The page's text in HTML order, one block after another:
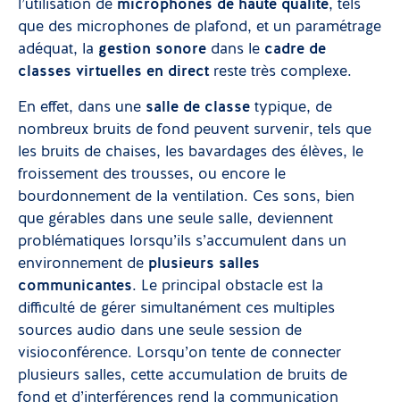
l’utilisation de microphones de haute qualité, tels
que des microphones de plafond, et un paramétrage
adéquat, la gestion sonore dans le cadre de
classes virtuelles en direct reste très complexe.
En effet, dans une salle de classe typique, de
nombreux bruits de fond peuvent survenir, tels que
les bruits de chaises, les bavardages des élèves, le
froissement des trousses, ou encore le
bourdonnement de la ventilation. Ces sons, bien
que gérables dans une seule salle, deviennent
problématiques lorsqu’ils s’accumulent dans un
environnement de plusieurs salles
communicantes. Le principal obstacle est la
difficulté de gérer simultanément ces multiples
sources audio dans une seule session de
visioconférence. Lorsqu’on tente de connecter
plusieurs salles, cette accumulation de bruits de
fond et d’interférences rend la communication